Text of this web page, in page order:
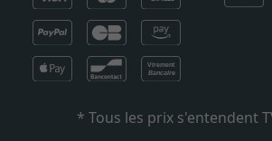
* Tous les prix s'entendent